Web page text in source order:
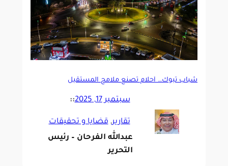
شباب تبوك… أحلام تصنع ملامح المستقبل
سبتمبر 17, 2025 ::
تقارير, قضايا و تحقيقات
عبدالله الفرحان – رئيس
التحرير